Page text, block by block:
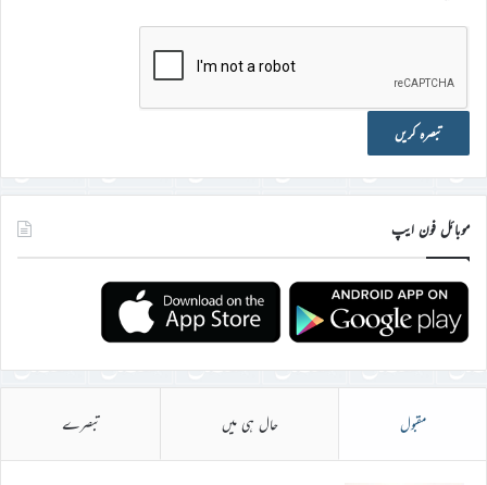
موبائل فون ایپ
مقبول حال ہی میں تبصرے